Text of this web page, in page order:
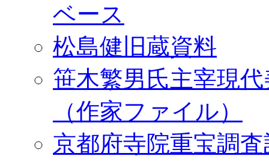
ベース
松島健旧蔵資料
笹木繁男氏主宰現
（作家ファイル）
京都府寺院重宝調